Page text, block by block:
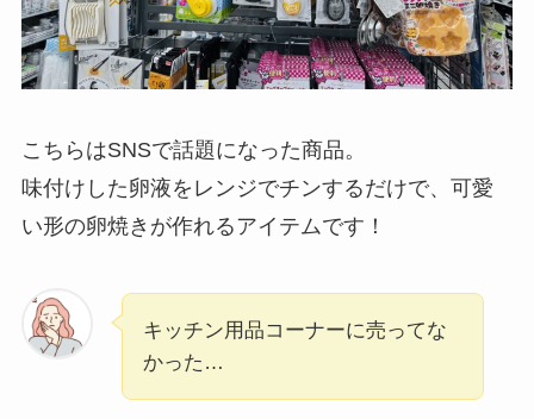
こちらはSNSで話題になった商品。
味付けした卵液をレンジでチンするだけで、可愛
い形の卵焼きが作れるアイテムです！
キッチン用品コーナーに売ってな
かった…